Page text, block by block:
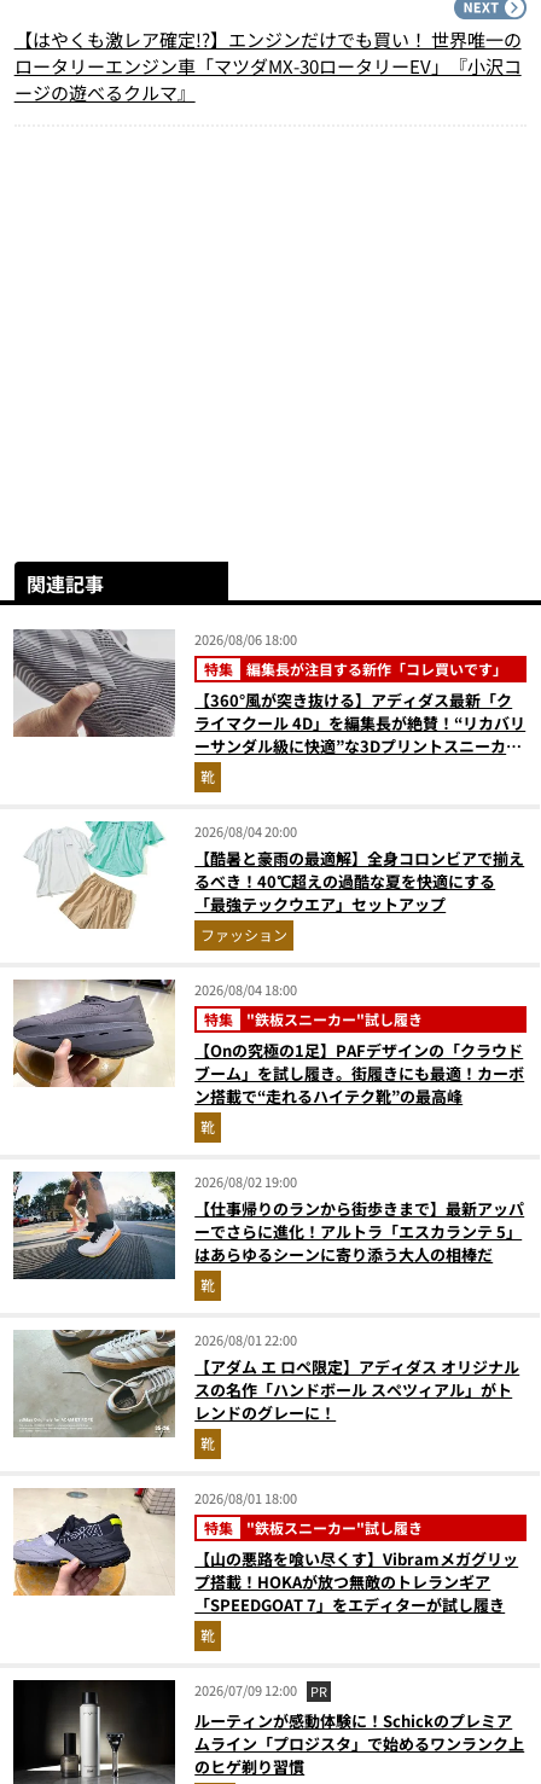
【はやくも激レア確定!?】エンジンだけでも買い！ 世界唯一の
ロータリーエンジン車「マツダMX-30ロータリーEV」『小沢コ
ージの遊べるクルマ』
関連記事
2026/08/06 18:00
特集 編集長が注目する新作「コレ買いです」
【360°風が突き抜ける】アディダス最新「ク
ライマクール 4D」を編集長が絶賛！“リカバリ
ーサンダル級に快適”な3Dプリントスニーカー
『コレ買いです』Vol.173
靴
2026/08/04 20:00
【酷暑と豪雨の最適解】全身コロンビアで揃え
るべき！40℃超えの過酷な夏を快適にする
「最強テックウエア」セットアップ
ファッション
2026/08/04 18:00
特集 "鉄板スニーカー"試し履き
【Onの究極の1足】PAFデザインの「クラウド
ブーム」を試し履き。街履きにも最適！カーボ
ン搭載で“走れるハイテク靴”の最高峰
靴
2026/08/02 19:00
【仕事帰りのランから街歩きまで】最新アッパ
ーでさらに進化！アルトラ「エスカランテ 5」
はあらゆるシーンに寄り添う大人の相棒だ
靴
2026/08/01 22:00
【アダム エ ロペ限定】アディダス オリジナル
スの名作「ハンドボール スペツィアル」がト
レンドのグレーに！
靴
2026/08/01 18:00
特集 "鉄板スニーカー"試し履き
【山の悪路を喰い尽くす】Vibramメガグリッ
プ搭載！HOKAが放つ無敵のトレランギア
「SPEEDGOAT 7」をエディターが試し履き
靴
2026/07/09 12:00 PR
ルーティンが感動体験に！Schickのプレミア
ムライン「プロジスタ」で始めるワンランク上
のヒゲ剃り習慣